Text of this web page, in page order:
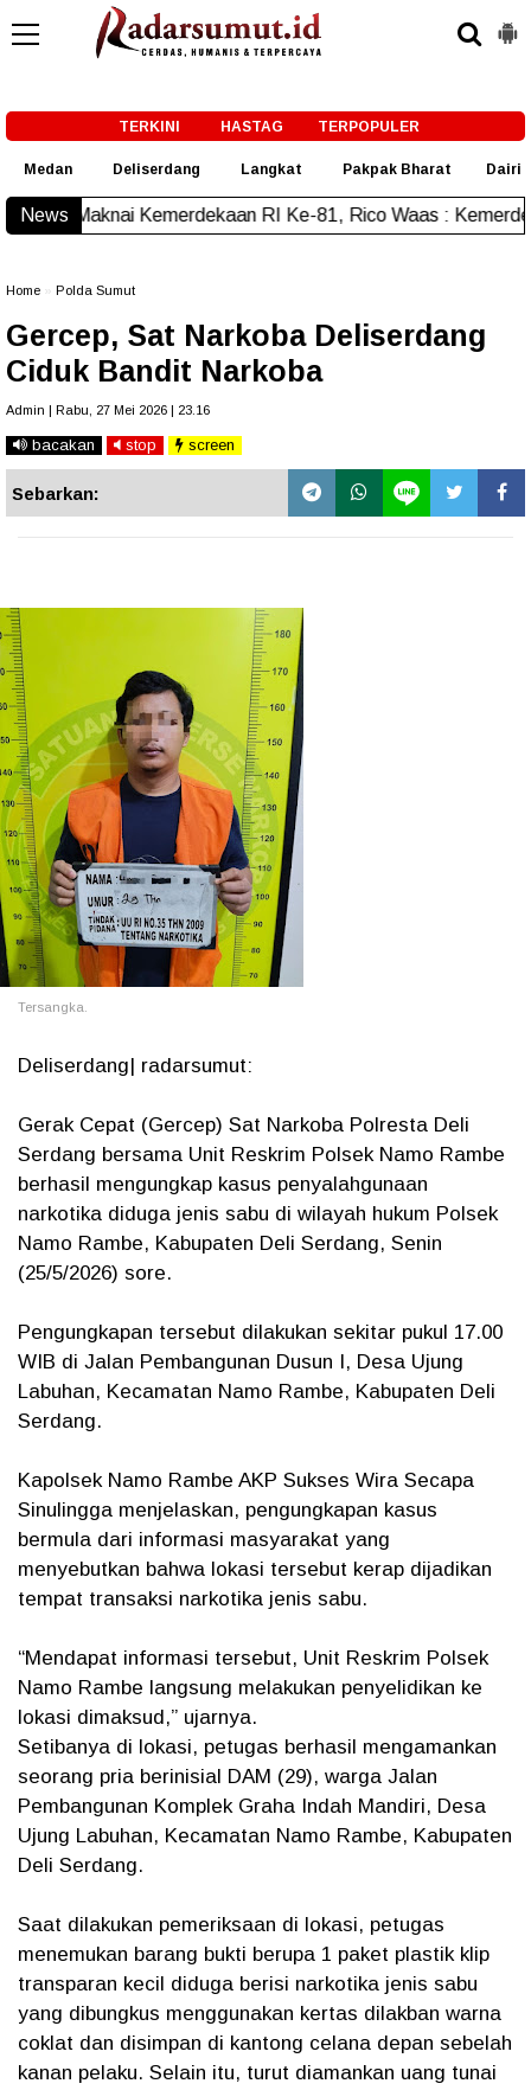
TERKINI HASTAG TERPOPULER
Medan Deliserdang Langkat Pakpak Bharat Dairi
News RI Ke-81, Rico Waas : Kemerdekaan Harus
Home Polda Sumut
Gercep, Sat Narkoba Deliserdang
Ciduk Bandit Narkoba
Admin | Rabu, 27 Mei 2026 | 23.16
bacakan stop screen
Sebarkan:
Tersangka.
Deliserdang| radarsumut:
Gerak Cepat (Gercep) Sat Narkoba Polresta Deli
Serdang bersama Unit Reskrim Polsek Namo Rambe
berhasil mengungkap kasus penyalahgunaan
narkotika diduga jenis sabu di wilayah hukum Polsek
Namo Rambe, Kabupaten Deli Serdang, Senin
(25/5/2026) sore.
Pengungkapan tersebut dilakukan sekitar pukul 17.00
WIB di Jalan Pembangunan Dusun I, Desa Ujung
Labuhan, Kecamatan Namo Rambe, Kabupaten Deli
Serdang.
Kapolsek Namo Rambe AKP Sukses Wira Secapa
Sinulingga menjelaskan, pengungkapan kasus
bermula dari informasi masyarakat yang
menyebutkan bahwa lokasi tersebut kerap dijadikan
tempat transaksi narkotika jenis sabu.
“Mendapat informasi tersebut, Unit Reskrim Polsek
Namo Rambe langsung melakukan penyelidikan ke
lokasi dimaksud,” ujarnya.
Setibanya di lokasi, petugas berhasil mengamankan
seorang pria berinisial DAM (29), warga Jalan
Pembangunan Komplek Graha Indah Mandiri, Desa
Ujung Labuhan, Kecamatan Namo Rambe, Kabupaten
Deli Serdang.
Saat dilakukan pemeriksaan di lokasi, petugas
menemukan barang bukti berupa 1 paket plastik klip
transparan kecil diduga berisi narkotika jenis sabu
yang dibungkus menggunakan kertas dilakban warna
coklat dan disimpan di kantong celana depan sebelah
kanan pelaku. Selain itu, turut diamankan uang tunai